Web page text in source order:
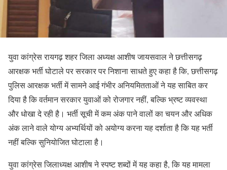
युवा कांग्रेस रायगढ़ शहर जिला अध्यक्ष आशीष जायसवाल ने छत्तीसगढ़
आरक्षक भर्ती घोटाले पर सरकार पर निशाना साधते हुए कहा है कि, छत्तीसगढ़
पुलिस आरक्षक भर्ती में सामने आई गंभीर अनियमितताओं ने यह साबित कर
दिया है कि वर्तमान सरकार युवाओं को रोजगार नहीं, बल्कि भ्रष्ट व्यवस्था
और धोखा दे रही है। भर्ती सूची में कम अंक पाने वालों का चयन और अधिक
अंक लाने वाले योग्य अभ्यर्थियों को अयोग्य करना यह दर्शाता है कि यह भर्ती
नहीं बल्कि सुनियोजित घोटाला है।
युवा कांग्रेस जिलाध्यक्ष आशीष ने स्पष्ट शब्दों में यह कहा है, कि यह मामला